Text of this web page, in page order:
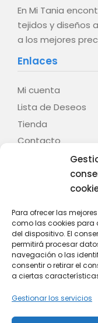
Para ofrecer las
como las cookies
del dispositivo. El
permitirá procesar
navegación o las
consentir o retirar el
a ciertas
Gestionar los servicios
En Mi Tania
tejidos y diseños
a los mejores
Enlaces
Mi cuenta
Lista de Deseos
Tienda
Contacto
Términos y
Política de
Política de
Contacto